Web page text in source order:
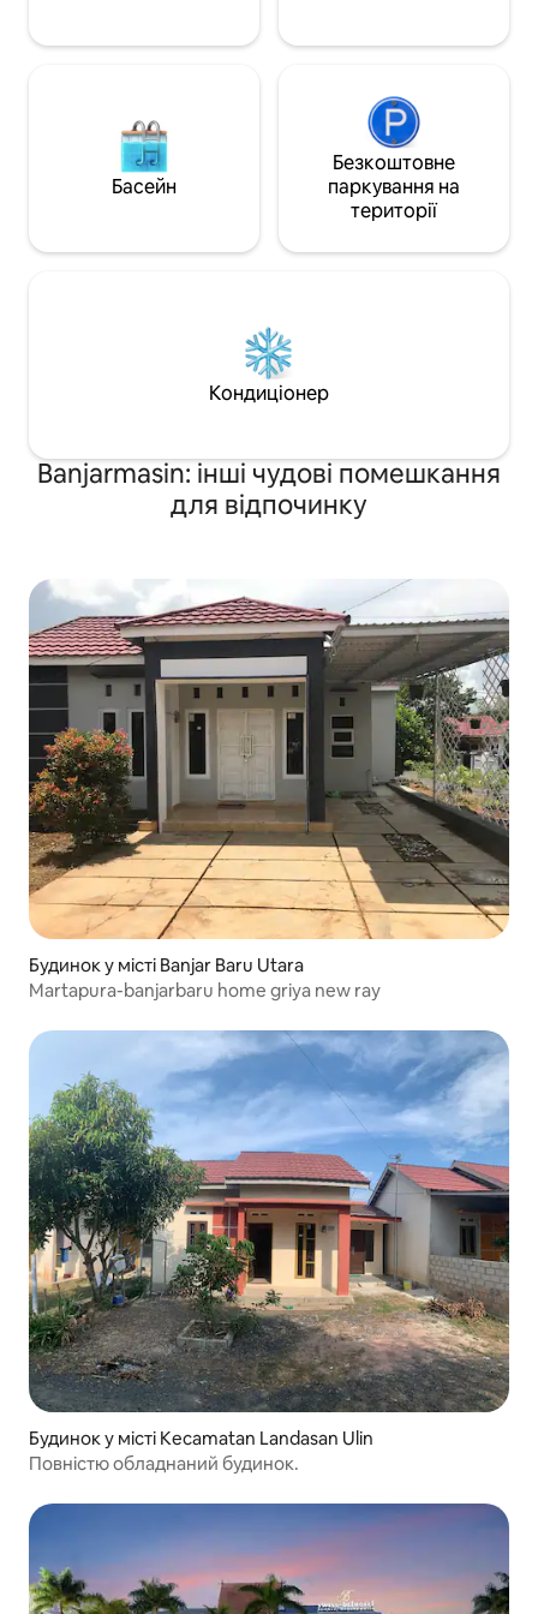
Басейн
Безкоштовне
паркування на
території
Кондиціонер
Banjarmasin: інші чудові помешкання
для відпочинку
Будинок у місті Banjar Baru Utara
Martapura-banjarbaru home griya new ray
Будинок у місті Kecamatan Landasan Ulin
Повністю обладнаний будинок.